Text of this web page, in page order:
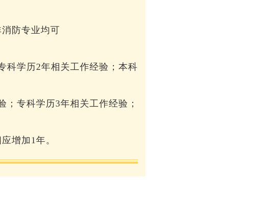
防专业均可
科学历2年相关工作经验；本科
专科学历3年相关工作经验；
增加1年。